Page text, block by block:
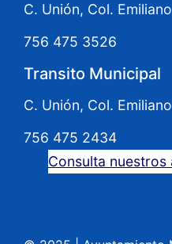
C. Unión, Col.
756 475 3526
Transito Municipal
C. Unión, Col.
756 475 2434
Consulta